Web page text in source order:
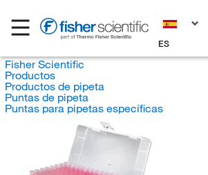
ES
Fisher Scientific
Productos
Productos de pipeta
Puntas de pipeta
Puntas para pipetas específicas